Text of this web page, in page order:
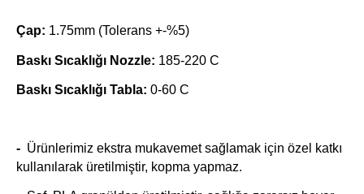
Çap: 1.75mm (Tolerans +-%5)
Baskı Sıcaklığı Nozzle: 185-220 C
Baskı Sıcaklığı Tabla: 0-60 C
- Ürünlerimiz ekstra mukavemet sağlamak için özel katkı
kullanılarak üretilmiştir, kopma yapmaz.